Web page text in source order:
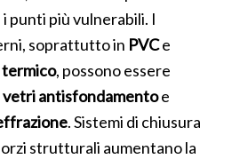
punti più vulnerabili. I
soprattutto in PVCe
termico, possono essere
vetri antisfondamentoe
. Sistemi di chiusura
strutturali aumentano la